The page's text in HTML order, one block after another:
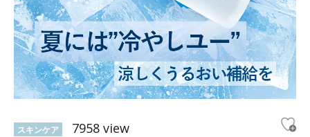
スキンケア 7958 view